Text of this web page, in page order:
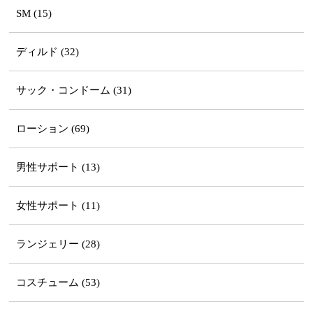
SM (15)
ディルド (32)
サック・コンドーム (31)
ローション (69)
男性サポート (13)
女性サポート (11)
ランジェリー (28)
コスチューム (53)